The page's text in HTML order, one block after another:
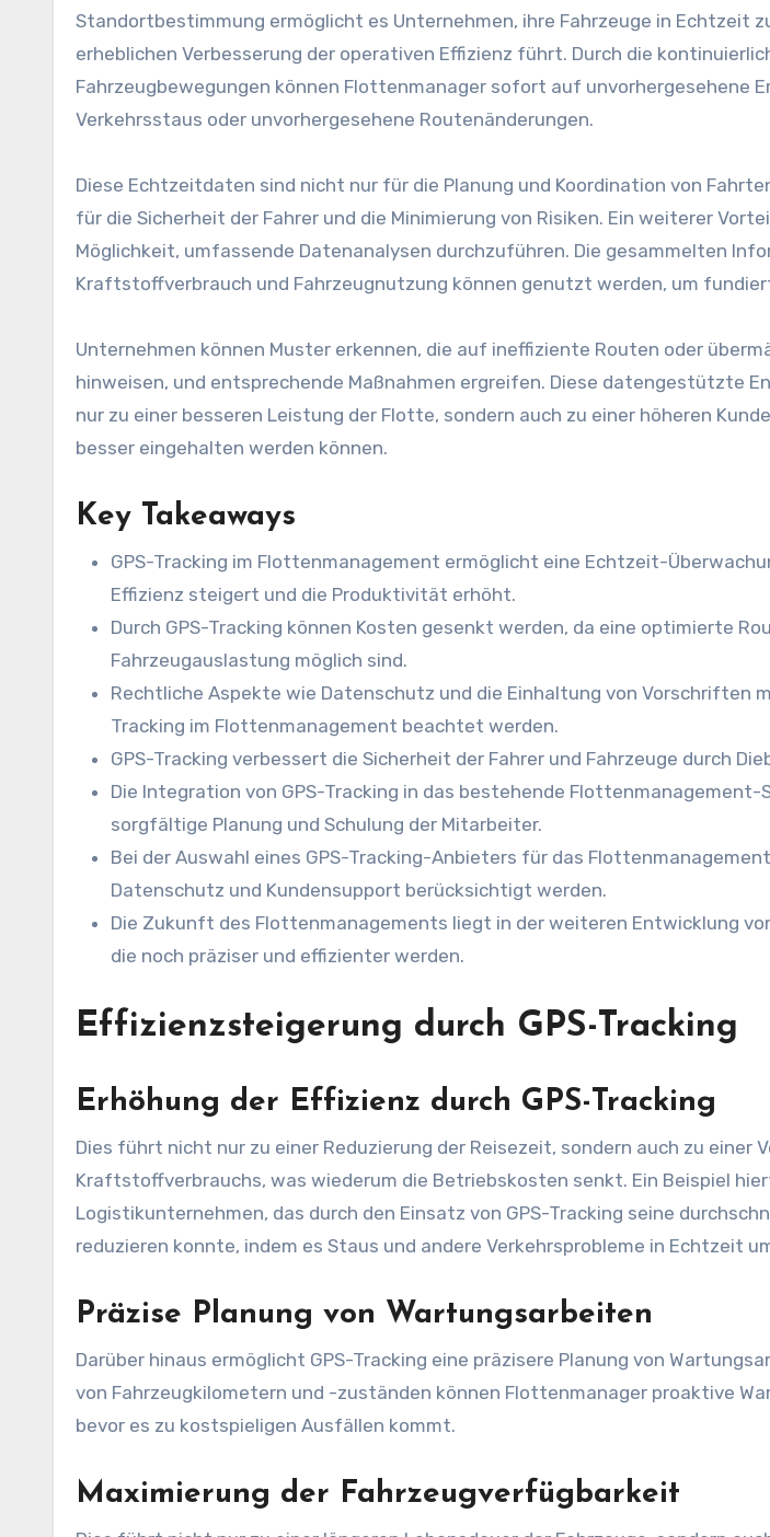
Standortbestimmung ermöglicht es Unternehmen, ihre Fahrzeuge in Echtzeit
erheblichen Verbesserung der operativen Effizienz führt. Durch die
Fahrzeugbewegungen können Flottenmanager sofort auf unvorhergesehene
Verkehrsstaus oder unvorhergesehene Routenänderungen.
Diese Echtzeitdaten sind nicht nur für die Planung und Koordination von
für die Sicherheit der Fahrer und die Minimierung von Risiken. Ein weiterer
Möglichkeit, umfassende Datenanalysen durchzuführen. Die gesammelten
Kraftstoffverbrauch und Fahrzeugnutzung können genutzt werden, um
Unternehmen können Muster erkennen, die auf ineffiziente Routen oder
hinweisen, und entsprechende Maßnahmen ergreifen. Diese datengestützte
nur zu einer besseren Leistung der Flotte, sondern auch zu einer höheren
besser eingehalten werden können.
Key Takeaways
GPS-Tracking im Flottenmanagement ermöglicht eine Echtzeit-
Effizienz steigert und die Produktivität erhöht.
Durch GPS-Tracking können Kosten gesenkt werden, da eine optimierte
Fahrzeugauslastung möglich sind.
Rechtliche Aspekte wie Datenschutz und die Einhaltung von Vorschriften
Tracking im Flottenmanagement beachtet werden.
GPS-Tracking verbessert die Sicherheit der Fahrer und Fahrzeuge durch
Die Integration von GPS-Tracking in das bestehende
sorgfältige Planung und Schulung der Mitarbeiter.
Bei der Auswahl eines GPS-Tracking-Anbieters für das
Datenschutz und Kundensupport berücksichtigt werden.
Die Zukunft des Flottenmanagements liegt in der weiteren Entwicklung
die noch präziser und effizienter werden.
Effizienzsteigerung durch GPS-Tracking
Erhöhung der Effizienz durch GPS-Tracking
Dies führt nicht nur zu einer Reduzierung der Reisezeit, sondern auch zu einer
Kraftstoffverbrauchs, was wiederum die Betriebskosten senkt. Ein Beispiel
Logistikunternehmen, das durch den Einsatz von GPS-Tracking seine
reduzieren konnte, indem es Staus und andere Verkehrsprobleme in Echtzeit
Präzise Planung von Wartungsarbeiten
Darüber hinaus ermöglicht GPS-Tracking eine präzisere Planung von
von Fahrzeugkilometern und -zuständen können Flottenmanager proaktive
bevor es zu kostspieligen Ausfällen kommt.
Maximierung der Fahrzeugverfügbarkeit